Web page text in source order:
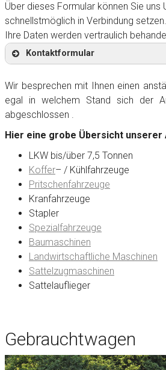
Über dieses Formular können Sie
schnellstmöglich in Verbindung setzen.
Ihre Daten werden vertraulich
Kontaktformular
Kontaktformular
Marke*
Model
Baujahr
Getriebe
Kilometerstand
Wir besprechen mit Ihnen einen
egal in welchem Stand sich der
abgeschlossen .
Hier eine grobe Übersicht
LKW bis/über 7,5 Tonnen
Koffer– / Kühlfahrzeuge
Pritschenfahrzeuge
Kranfahrzeuge
Stapler
Spezialfahrzeuge
Baumaschinen
Landwirtschaftliche Maschinen
Sattelzugmaschinen
Sattelauflieger
Gebrauchtwagen